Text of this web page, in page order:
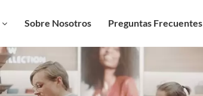
Sobre Nosotros Preguntas Frecuentes